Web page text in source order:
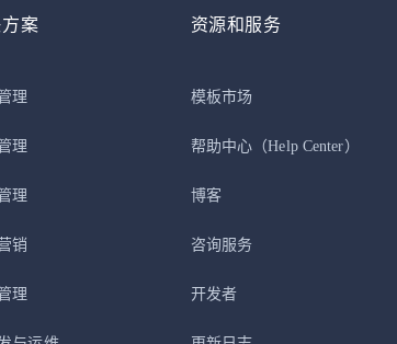
案
理
理
理
销
理
资源和服务
模板市场
帮助中心 （Help Center）
博客
咨询服务
开发者